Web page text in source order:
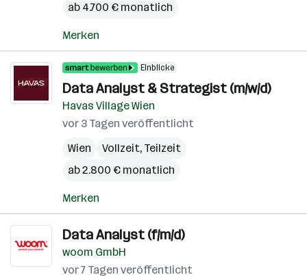
ab 4.700 € monatlich
Merken
Einblicke
Data Analyst & Strategist (m/w/d)
Havas Village Wien
vor 3 Tagen veröffentlicht
Wien
Vollzeit, Teilzeit
ab 2.800 € monatlich
Merken
Data Analyst (f/m/d)
woom GmbH
vor 7 Tagen veröffentlicht